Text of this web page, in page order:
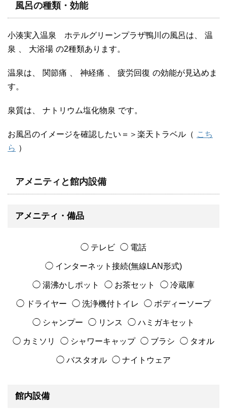
風呂の種類・効能
小湊実入温泉 ホテルグリーンプラザ鴨川の風呂は、
温
泉
大浴場 の2種類あります。
温泉は、 関節痛 神経痛 疲労回復 の効能が見込めま
す。
泉質は、 ナトリウム塩化物泉 です。
お風呂のイメージを確認したい＝＞楽天トラベル（ こち
ら ）
アメニティと館内設備
アメニティ・備品
◯ テレビ ◯ 電話
◯ インターネット接続(無線LAN形式)
◯ 湯沸かしポット ◯ お茶セット ◯ 冷蔵庫
◯ ドライヤー ◯ 洗浄機付トイレ ◯ ボディーソープ
◯ シャンプー ◯ リンス ◯ ハミガキセット
◯ カミソリ ◯ シャワーキャップ ◯ ブラシ ◯ タオル
◯ バスタオル ◯ ナイトウェア
館内設備